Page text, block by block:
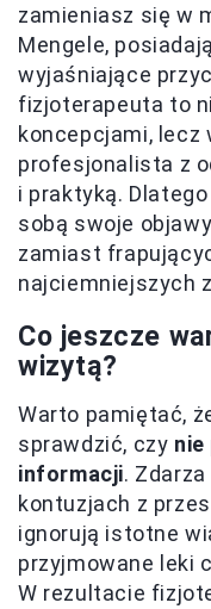
zamieniasz się w
Mengele,
wyjaśniające
fizjoterapeuta to
koncepcjami, lecz
profesjonalista z
i praktyką.
sobą swoje
zamiast
najciemniejszych
Co jeszcze
wizytą?
Warto pamiętać,
sprawdzić, czy
informacji.
kontuzjach z
ignorują istotne
przyjmowane leki
W rezultacie